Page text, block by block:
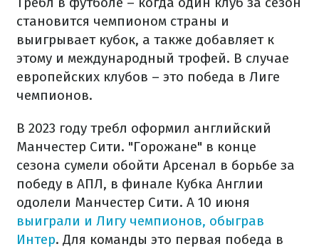
становится чемпионом страны и
выигрывает кубок, а также добавляет к
этому и международный трофей. В случае
европейских клубов – это победа в Лиге
чемпионов.
В 2023 году требл оформил английский
Манчестер Сити. "Горожане" в конце
сезона сумели обойти Арсенал в борьбе за
победу в АПЛ, в финале Кубка Англии
одолели Манчестер Сити. А 10 июня
выиграли и Лигу чемпионов, обыграв
Интер. Для команды это первая победа в